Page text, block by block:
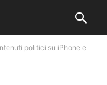
politici su iPhone e